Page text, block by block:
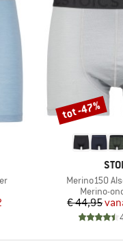
Artikel
Merino150
Merino-
€ 44,95
Korting
tot -47%